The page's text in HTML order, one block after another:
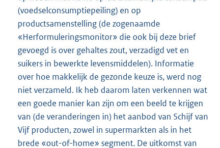
(voedselconsumptiepeiling) en op
productsamenstelling (de zogenaamde
«Herformuleringsmonitor» die ook bij deze brief
gevoegd is over gehaltes zout, verzadigd vet en
suikers in bewerkte levensmiddelen). Informatie
over hoe makkelijk de gezonde keuze is, werd nog
niet verzameld. Ik heb daarom laten verkennen wat
een goede manier kan zijn om een beeld te krijgen
van (de veranderingen in) het aanbod van Schijf van
Vijf producten, zowel in supermarkten als in het
brede «out-of-home» segment. De uitkomst van